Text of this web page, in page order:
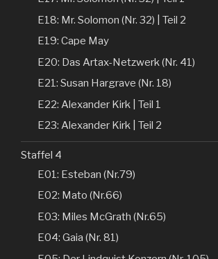
E18: Mr. Solomon (Nr. 32) | Teil 2
E19: Cape May
E20: Das Artax-Netzwerk (Nr. 41)
E21: Susan Hargrave (Nr. 18)
E22: Alexander Kirk | Teil 1
E23: Alexander Kirk | Teil 2
Staffel 4
E01: Esteban (Nr.79)
E02: Mato (Nr.66)
E03: Miles McGrath (Nr.65)
E04: Gaia (Nr. 81)